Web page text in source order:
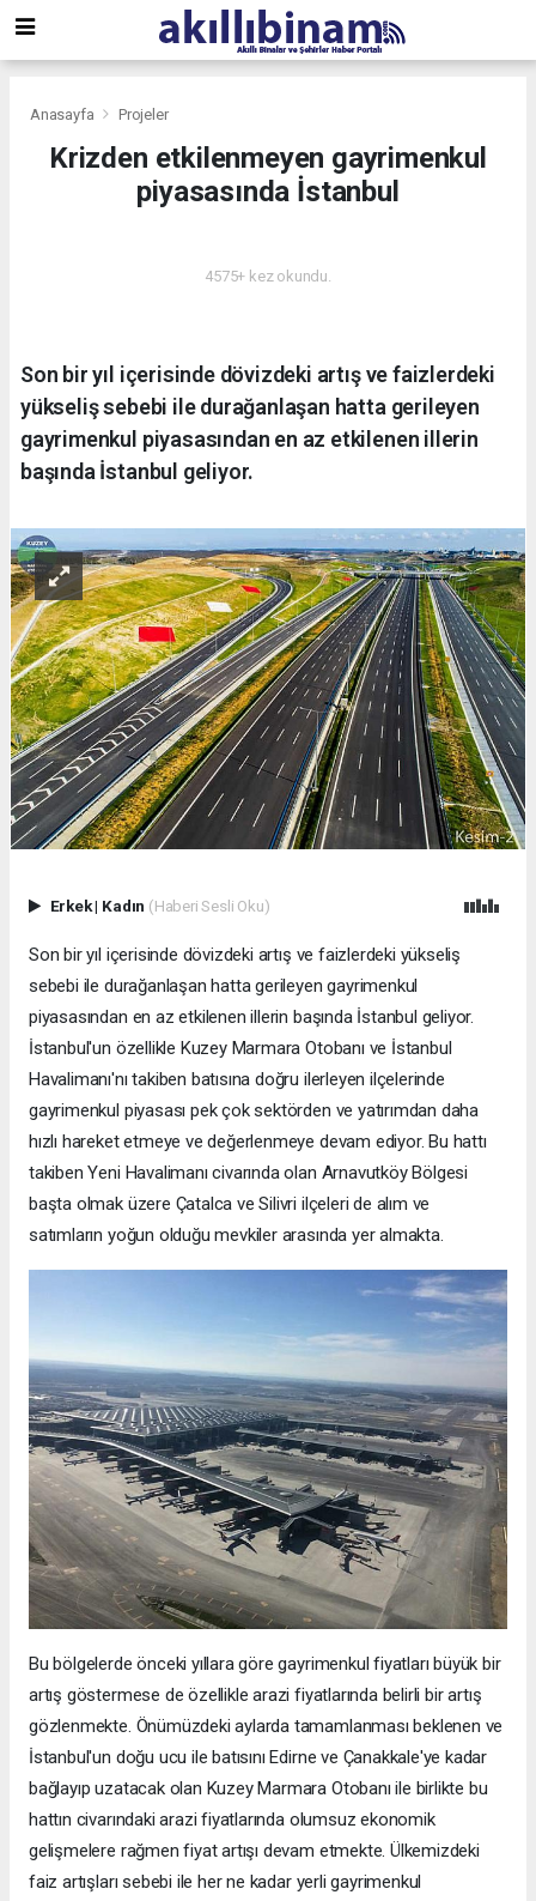
Anasayfa Projeler
Krizden etkilenmeyen gayrimenkul
piyasasında İstanbul
4575+ kez okundu.
Son bir yıl içerisinde dövizdeki artış ve faizlerdeki
yükseliş sebebi ile durağanlaşan hatta gerileyen
gayrimenkul piyasasından en az etkilenen illerin
başında İstanbul geliyor.
Erkek| Kadın (Haberi Sesli Oku)
Son bir yıl içerisinde dövizdeki artış ve faizlerdeki yükseliş
sebebi ile durağanlaşan hatta gerileyen gayrimenkul
piyasasından en az etkilenen illerin başında İstanbul geliyor.
İstanbul'un özellikle Kuzey Marmara Otobanı ve İstanbul
Havalimanı'nı takiben batısına doğru ilerleyen ilçelerinde
gayrimenkul piyasası pek çok sektörden ve yatırımdan daha
hızlı hareket etmeye ve değerlenmeye devam ediyor. Bu hattı
takiben Yeni Havalimanı civarında olan Arnavutköy Bölgesi
başta olmak üzere Çatalca ve Silivri ilçeleri de alım ve
satımların yoğun olduğu mevkiler arasında yer almakta.
Bu bölgelerde önceki yıllara göre gayrimenkul fiyatları büyük bir
artış göstermese de özellikle arazi fiyatlarında belirli bir artış
gözlenmekte. Önümüzdeki aylarda tamamlanması beklenen ve
İstanbul'un doğu ucu ile batısını Edirne ve Çanakkale'ye kadar
bağlayıp uzatacak olan Kuzey Marmara Otobanı ile birlikte bu
hattın civarındaki arazi fiyatlarında olumsuz ekonomik
gelişmelere rağmen fiyat artışı devam etmekte. Ülkemizdeki
faiz artışları sebebi ile her ne kadar yerli gayrimenkul